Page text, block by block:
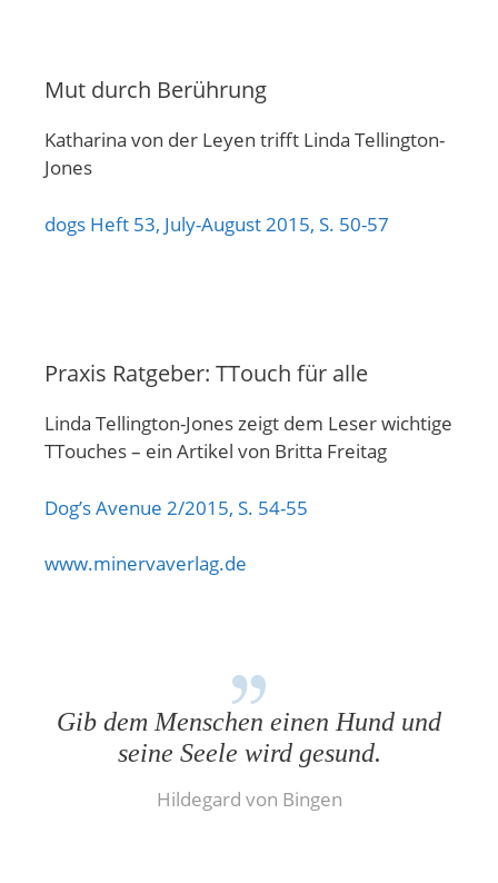
Mut durch Berührung
Katharina von der Leyen trifft Linda Tellington-
Jones
dogs Heft 53, July-August 2015, S. 50-57
Praxis Ratgeber: TTouch für alle
Linda Tellington-Jones zeigt dem Leser wichtige
TTouches – ein Artikel von Britta Freitag
Dog’s Avenue 2/2015, S. 54-55
www.minervaverlag.de
Gib dem Menschen einen Hund und
seine Seele wird gesund.
Hildegard von Bingen